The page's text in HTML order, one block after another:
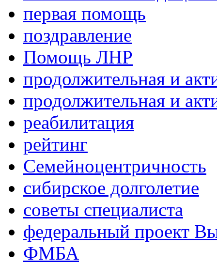
первая помощь
поздравление
Помощь ЛНР
продолжительная и
продолжительная и
реабилитация
рейтинг
Семейноцентричность
сибирское долголетие
советы специалиста
федеральный проект
ФМБА